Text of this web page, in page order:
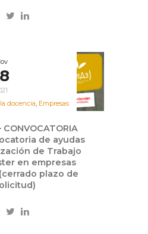
docencia, Empresas
CONVOCATORIA
de ayudas
de Trabajo
en empresas
plazo de